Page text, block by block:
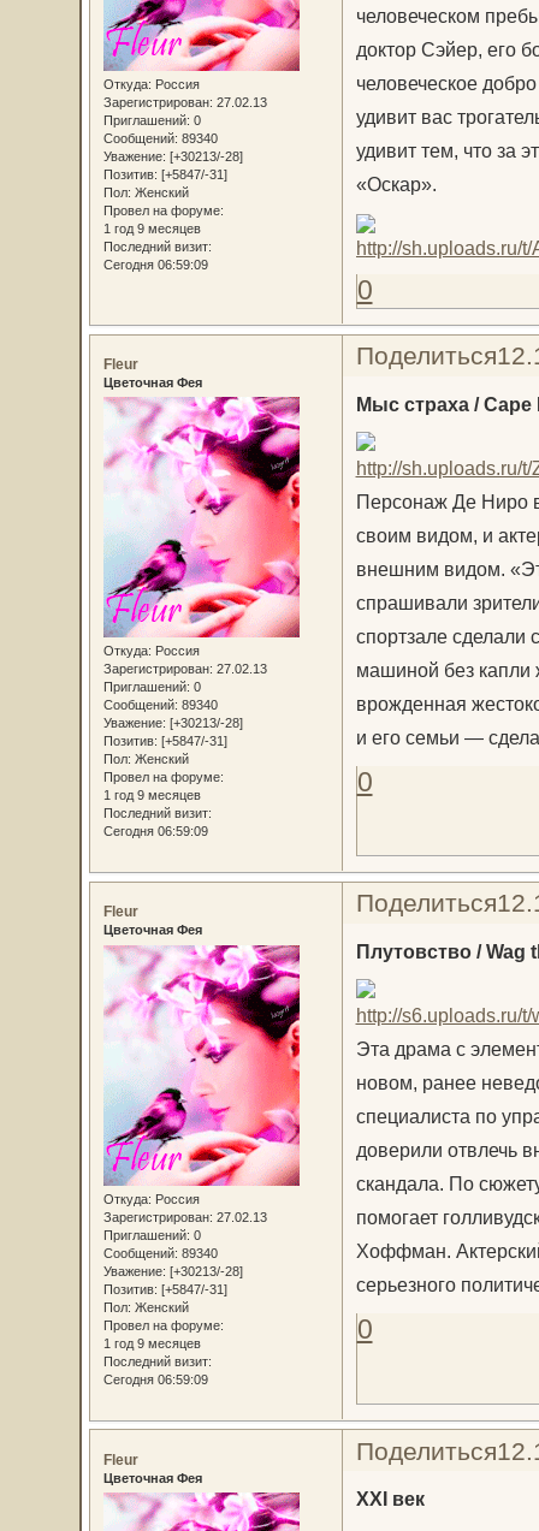
Откуда: Россия
Зарегистрирован: 27.02.13
Приглашений: 0
Сообщений: 89340
Уважение: [+30213/-28]
Позитив: [+5847/-31]
Пол: Женский
Провел на форуме:
1 год 9 месяцев
Последний визит:
Сегодня 06:59:09
человеческом
доктор Сэйер, его
человеческое
удивит вас
удивит тем, что за
«Оскар».
0
Поделиться
Fleur
Цветочная Фея
Откуда: Россия
Зарегистрирован: 27.02.13
Приглашений: 0
Сообщений: 89340
Уважение: [+30213/-28]
Позитив: [+5847/-31]
Пол: Женский
Провел на форуме:
1 год 9 месяцев
Последний визит:
Сегодня 06:59:09
Мыс страха / Cape
Персонаж Де Ниро
своим видом, и
внешним видом.
спрашивали
спортзале сделали
машиной без капли
врожденная
и его семьи —
0
Поделиться
Fleur
Цветочная Фея
Откуда: Россия
Зарегистрирован: 27.02.13
Приглашений: 0
Сообщений: 89340
Уважение: [+30213/-28]
Позитив: [+5847/-31]
Пол: Женский
Провел на форуме:
1 год 9 месяцев
Последний визит:
Сегодня 06:59:09
Плутовство / Wag
Эта драма с
новом, ранее
специалиста по
доверили отвлечь
скандала. По
помогает
Хоффман.
серьезного
0
Поделиться
Fleur
Цветочная Фея
XXI век